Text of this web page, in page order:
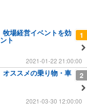
1
牧場経営イベントを効
ト
2021-01-22 21:00:00
2
オススメの乗り物・車
2021-03-30 12:00:00